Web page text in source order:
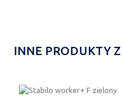
INNE PRODUKTY